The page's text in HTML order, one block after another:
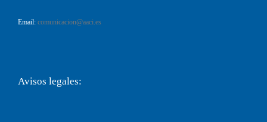
Email: comunicacion@aaci.es
Avisos legales: